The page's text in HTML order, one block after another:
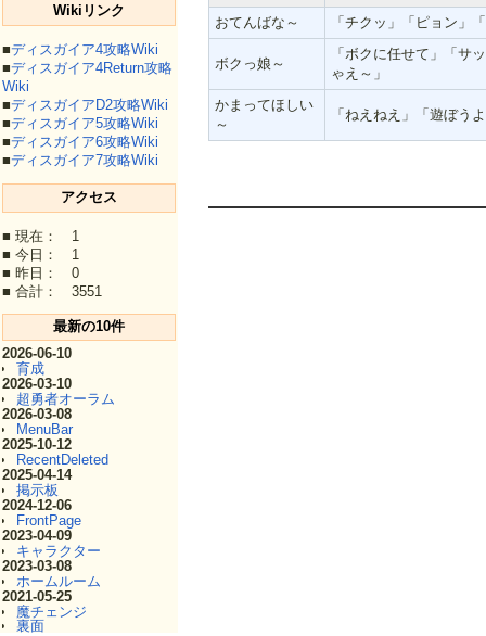
Wikiリンク
■ディスガイア4攻略Wiki
■ディスガイア4Return攻略
Wiki
■ディスガイアD2攻略Wiki
■ディスガイア5攻略Wiki
■ディスガイア6攻略Wiki
■ディスガイア7攻略Wiki
アクセス
■ 現在： 1
■ 今日： 1
■ 昨日： 0
■ 合計： 3551
最新の10件
2026-06-10
育成
2026-03-10
超勇者オーラム
2026-03-08
MenuBar
2025-10-12
RecentDeleted
2025-04-14
掲示板
2024-12-06
FrontPage
2023-04-09
キャラクター
2023-03-08
ホームルーム
2021-05-25
魔チェンジ
裏面
おてんばな～ 「チクッ」「ピョン」
ボクっ娘～
「ボクに任せて」「サ
ゃえ～」
かまってほしい
～
「ねえねえ」「遊ぼう